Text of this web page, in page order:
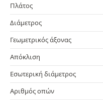
Πλάτος
Διάμετρος
Γεωμετρικός άξονας
Απόκλιση
Εσωτερική διάμετρος
Αριθμός οπών